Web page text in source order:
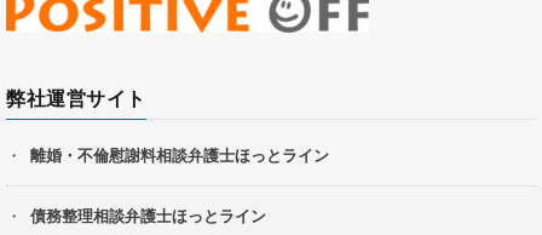
弊社運営サイト
離婚・不倫慰謝料相談弁護士ほっとライン
債務整理相談弁護士ほっとライン